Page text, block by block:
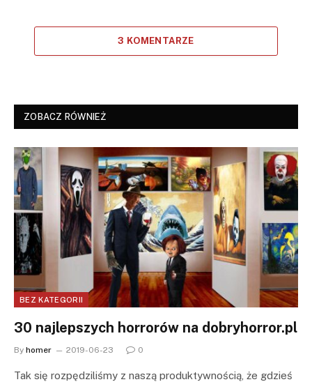
3 KOMENTARZE
ZOBACZ RÓWNIEŻ
BEZ KATEGORII
30 najlepszych horrorów na dobryhorror.pl
By homer 2019-06-23 0
Tak się rozpędziliśmy z naszą produktywnością, że gdzieś